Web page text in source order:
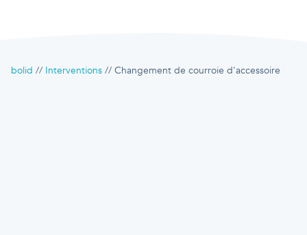
bolid Interventions Changement de courroie d'accessoire